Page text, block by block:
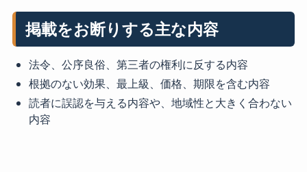
掲載をお断りする主な内容
法令、公序良俗、第三者の権利に反する内容
根拠のない効果、最上級、価格、期限を含む内容
読者に誤認を与える内容や、地域性と大きく合わない
内容